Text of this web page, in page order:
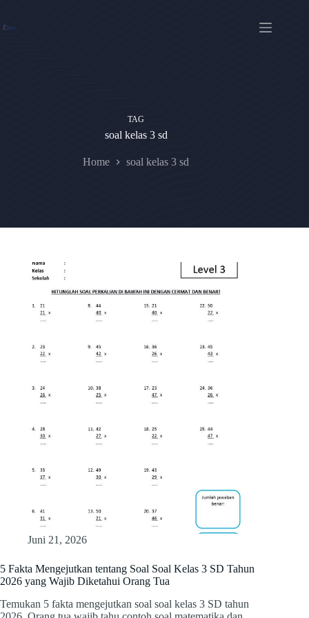
content
TAG
soal kelas 3 sd
Home soal kelas 3 sd
Juni 21, 2026
5 Fakta Mengejutkan tentang Soal Soal Kelas 3 SD Tahun
2026 yang Wajib Diketahui Orang Tua
Temukan 5 fakta mengejutkan soal soal kelas 3 SD tahun